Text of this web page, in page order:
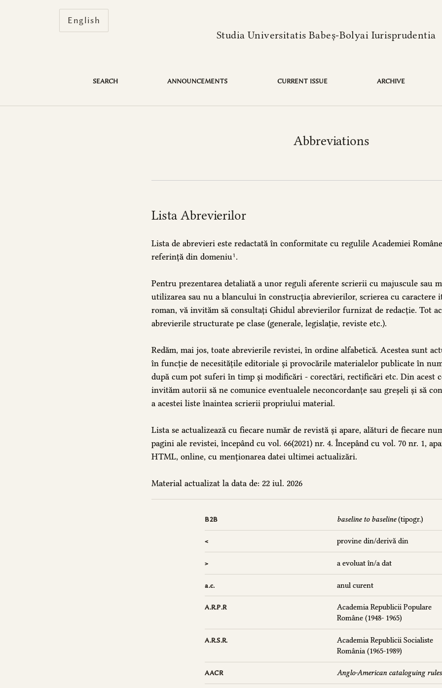
Abbreviations
Studia Universitatis Babeș-Bolyai Iurisprudentia
SEARCH ANNOUNCEMENTS CURRENT ISSUE ARCHIVE
Change the language. The current language is:
English
Abbreviations
Lista Abrevierilor
Lista de abrevieri este redactată în conformitate cu regulile Academiei
referință din domeniu1 .
Pentru prezentarea detaliată a unor reguli aferente scrierii cu majuscule sau
utilizarea sau nu a blancului în construcția abrevierilor, scrierea cu caractere
roman, vă invităm să consultați Ghidul abrevierilor furnizat de redacție. Tot
abrevierile structurate pe clase (generale, legislație, reviste etc.).
Redăm, mai jos, toate abrevierile revistei, în ordine alfabetică. Acestea sunt
în funcție de necesitățile editoriale și provocările materialelor publicate în
după cum pot suferi în timp și modificări - corectări, rectificări etc. Din acest
invităm autorii să ne comunice eventualele neconcordanțe sau greșeli și să
a acestei liste înaintea scrierii propriului material.
Lista se actualizează cu fiecare număr de revistă și apare, alături de fiecare
pagini ale revistei, începând cu vol. 66(2021) nr. 4. Începând cu vol. 70 nr. 1,
HTML, online, cu menționarea datei ultimei actualizări.
Material actualizat la data de: 22 iul. 2026
B2B baseline to baseline(tipogr.)
< provine din/derivă din
> a evoluat în/a dat
a.c. anul curent
A.R.P.R
Academia Republicii Populare
Române (1948- 1965)
A.R.S.R.
Academia Republicii Socialiste
România (1965-1989)
AACR Anglo-American cataloguing rules